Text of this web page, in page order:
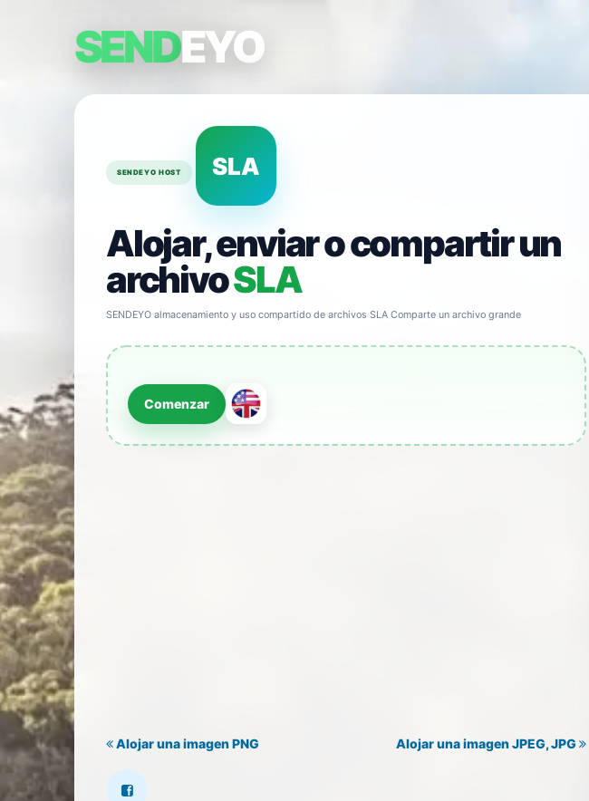
SENDEYO
SENDEYO HOST SLA
Alojar, enviar o compartir un
archivoSLA
SENDEYO almacenamiento y uso compartido de archivos SLA Comparte un archivo grande
Alojar una imagen PNG Alojar una imagen JPEG, JPG